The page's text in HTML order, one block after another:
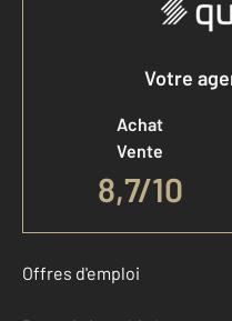
Votre
Achat
Vente
8,7/10
Offres d'emploi